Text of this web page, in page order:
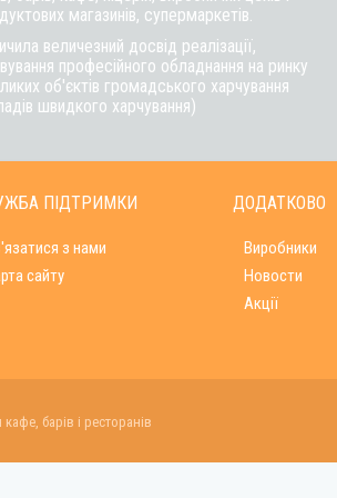
магазинів, супермаркетів.
величезний досвід реалізації,
професійного обладнання на ринку
об'єктів громадського харчування
швидкого харчування)
ПІДТРИМКИ
з нами
сайту
ДОДАТКОВО
Виробники
Новости
Акції
барів і ресторанів